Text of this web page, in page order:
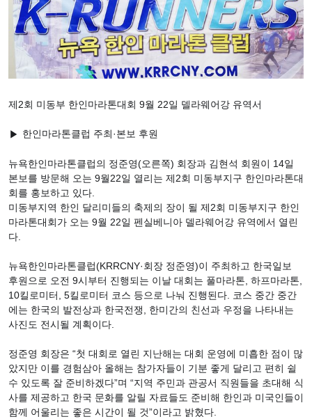
제2회 미동부 한인마라톤대회 9월 22일 델라웨어강 유역서
▶ 한인마라톤클럽 주최·본보 후원
뉴욕한인마라톤클럽의 정준영(오른쪽) 회장과 김현석 회원이 14일
본보를 방문해 오는 9월22일 열리는 제2회 미동부지구 한인마라톤대
회를 홍보하고 있다.
미동부지역 한인 달리미들의 축제의 장이 될 제2회 미동부지구 한인
마라톤대회가 오는 9월 22일 펜실베니아 델라웨어강 유역에서 열린
다.
뉴욕한인마라톤클럽(KRRCNY·회장 정준영)이 주최하고 한국일보
후원으로 오전 9시부터 진행되는 이날 대회는 풀마라톤, 하프마라톤,
10킬로미터, 5킬로미터 코스 등으로 나눠 진행된다. 코스 중간 중간
에는 한국의 발전상과 한국전쟁, 한미간의 친선과 우정을 나타내는
사진도 전시될 계획이다.
정준영 회장은 “첫 대회로 열린 지난해는 대회 운영에 미흡한 점이 많
았지만 이를 경험삼아 올해는 참가자들이 기분 좋게 달리고 편히 쉴
수 있도록 잘 준비하겠다”며 “지역 주민과 관공서 직원들을 초대해 식
사를 제공하고 한국 문화를 알릴 자료들도 준비해 한인과 미국인들이
함께 어울리는 좋은 시간이 될 것”이라고 밝혔다.